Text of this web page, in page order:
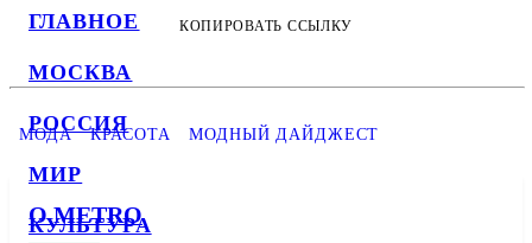
ГЛАВНОЕ
МОСКВА
РОССИЯ
МИР
КУЛЬТУРА
КОПИРОВАТЬ ССЫЛКУ
МОДА КРАСОТА МОДНЫЙ ДАЙДЖЕСТ
О METRO